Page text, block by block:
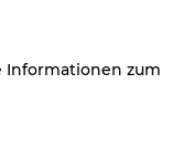
Informationen zum